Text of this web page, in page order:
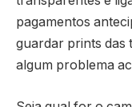
pagamentos
guardar prints das
algum problema